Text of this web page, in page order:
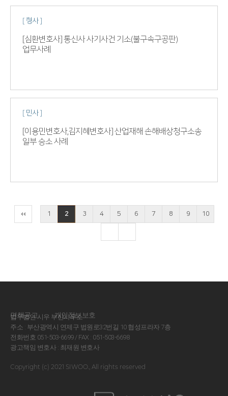
[ 형사 ]
[심환변호사] 통신사 사기사건 기소(불구속구공판)
업무사례
[ 민사 ]
[이용민변호사,김지혜변호사] 산업재해 손해배상청구소송
일부 승소 사례
1 2 3 4 5 6 7 8 9 10
법무법인 시우 부산사무소
주소 : 부산광역시 연제구 법원로32번길 10 협성프라자 7층
전화번호 051-503-6699 / FAX : 051-503-6698
광고책임 변호사 : 최재원 변호사
Copyright (c) 2021 SIWOO., All rights reserved
면책공고 개인정보보호